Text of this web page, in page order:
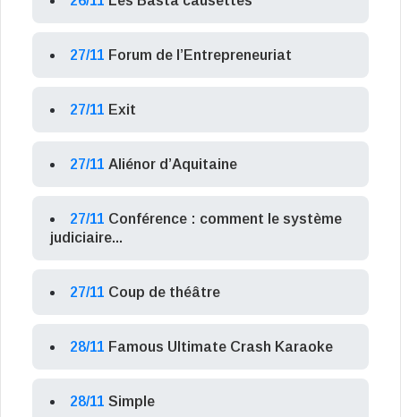
27/11 Forum de l’Entrepreneuriat
27/11 Exit
27/11 Aliénor d’Aquitaine
27/11 Conférence : comment le système
judiciaire...
27/11 Coup de théâtre
28/11 Famous Ultimate Crash Karaoke
28/11 Simple